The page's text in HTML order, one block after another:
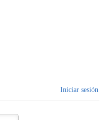
Iniciar sesión